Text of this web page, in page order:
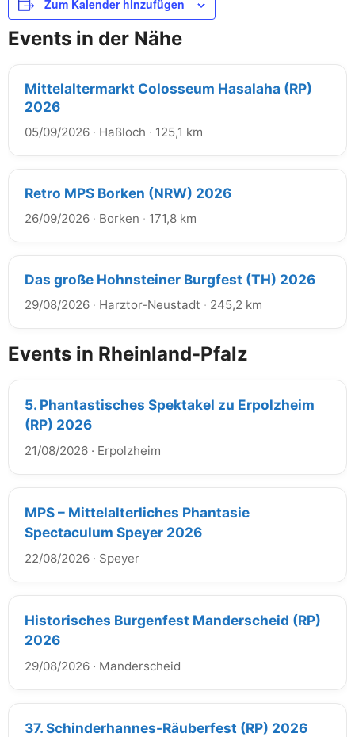
Zum Kalender hinzufügen
Events in der Nähe
Mittelaltermarkt Colosseum Hasalaha (RP)
2026
05/09/2026 · Haßloch · 125,1 km
Retro MPS Borken (NRW) 2026
26/09/2026 · Borken · 171,8 km
Das große Hohnsteiner Burgfest (TH) 2026
29/08/2026 · Harztor-Neustadt · 245,2 km
Events in Rheinland-Pfalz
5. Phantastisches Spektakel zu Erpolzheim
(RP) 2026
21/08/2026 · Erpolzheim
MPS – Mittelalterliches Phantasie
Spectaculum Speyer 2026
22/08/2026 · Speyer
Historisches Burgenfest Manderscheid (RP)
2026
29/08/2026 · Manderscheid
37. Schinderhannes-Räuberfest (RP) 2026